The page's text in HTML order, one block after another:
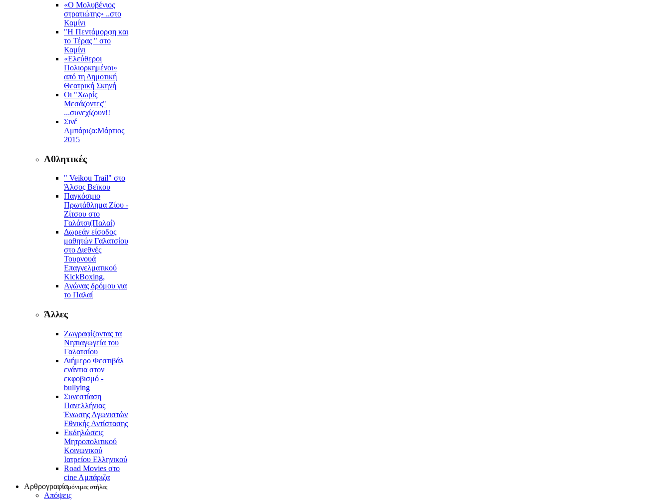
«Ο Μολυβένιος
στρατιώτης» ..στο
Καμίνι
"Η Πεντάμορφη και
το Τέρας " στο
Καμίνι
«Ελεύθεροι
Πολιορκημένοι»
από τη Δημοτική
Θεατρική Σκηνή
Οι "Χωρίς
Μεσάζοντες"
...συνεχίζουν!!
Σινέ
Αμπάριζα:Mάρτιος
2015
Αθλητικές
" Veikou Trail" στο
Άλσος Βεϊκου
Παγκόσμιο
Πρωτάθλημα Ζίου -
Ζίτσου στο
Γαλάτσι(Παλαί)
Δωρεάν είσοδος
μαθητών Γαλατσίου
στο Διεθνές
Τουρνουά
Επαγγελματικού
KickBoxing,
Αγώνας δρόμου για
το Παλαί
Άλλες
Ζωγραφίζοντας τα
Νηπιαγωγεία του
Γαλατσίου
Διήμερο Φεστιβάλ
ενάντια στον
εκφοβισμό -
bullying
Συνεστίαση
Πανελλήνιας
Ένωσης Αγωνιστών
Εθνικής Αντίστασης
Εκδηλώσεις
Μητροπολιτικού
Κοινωνικού
Ιατρείου Ελληνικού
Road Movies στο
cine Aμπάριζα
Αρθρογραφίαμόνιμες στήλες
Απόψεις